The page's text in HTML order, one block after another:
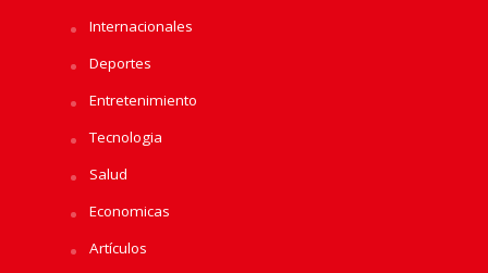
Internacionales
Deportes
Entretenimiento
Tecnologia
Salud
Economicas
Artículos